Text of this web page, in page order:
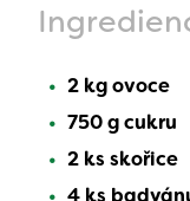
2 kg ovoce
750 g cukru
2 ks skořice
4 ks